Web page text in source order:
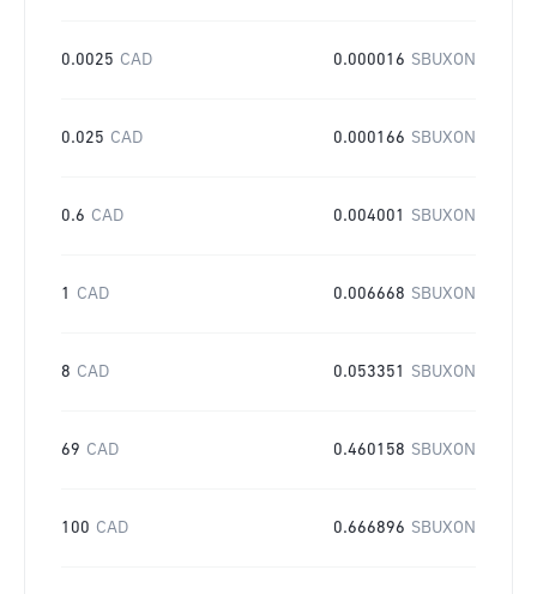
0.0025 CAD 0.000016 SBUXON
0.025 CAD 0.000166 SBUXON
0.6 CAD 0.004001 SBUXON
1 CAD 0.006668 SBUXON
8 CAD 0.053351 SBUXON
69 CAD 0.460158 SBUXON
100 CAD 0.666896 SBUXON